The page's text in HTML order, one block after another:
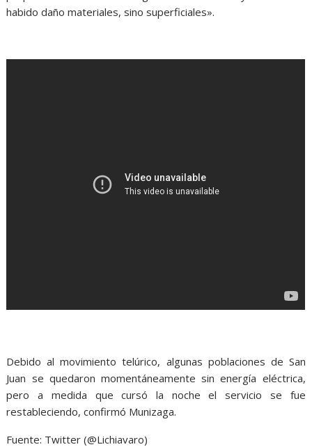
habido daño materiales, sino superficiales».
Debido al movimiento telúrico, algunas poblaciones de San
Juan se quedaron momentáneamente sin energía eléctrica,
pero a medida que cursó la noche el servicio se fue
restableciendo, confirmó Munizaga.
Fuente: Twitter (@Lichiavaro)